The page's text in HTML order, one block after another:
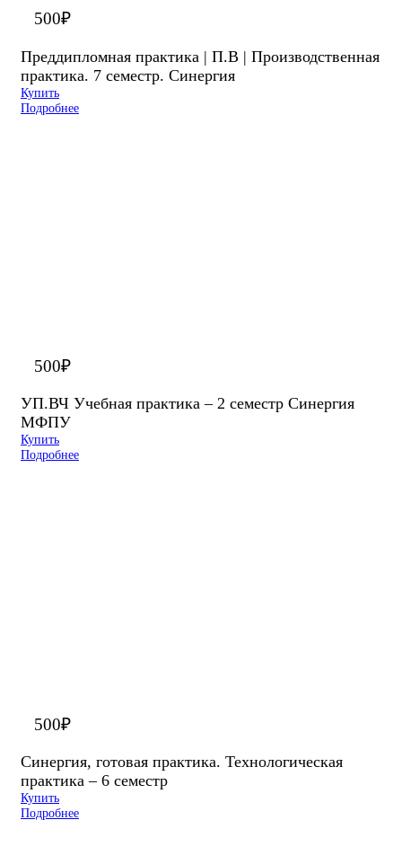
500₽
Преддипломная практика | П.В | Производственная
практика. 7 семестр. Синергия
Купить
Подробнее
500₽
УП.ВЧ Учебная практика – 2 семестр Синергия
МФПУ
Купить
Подробнее
500₽
Синергия, готовая практика. Технологическая
практика – 6 семестр
Купить
Подробнее